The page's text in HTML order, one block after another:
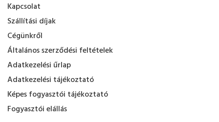
Kapcsolat
Szállítási díjak
Cégünkről
Általános szerződési feltételek
Adatkezelési űrlap
Adatkezelési tájékoztató
Képes fogyasztói tájékoztató
Fogyasztói elállás